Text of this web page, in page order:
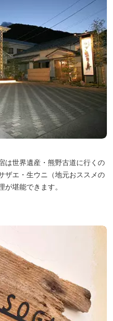
は世界遺産・熊野古道に行くの
ザエ・生ウニ（地元おススメの
堪能できます。